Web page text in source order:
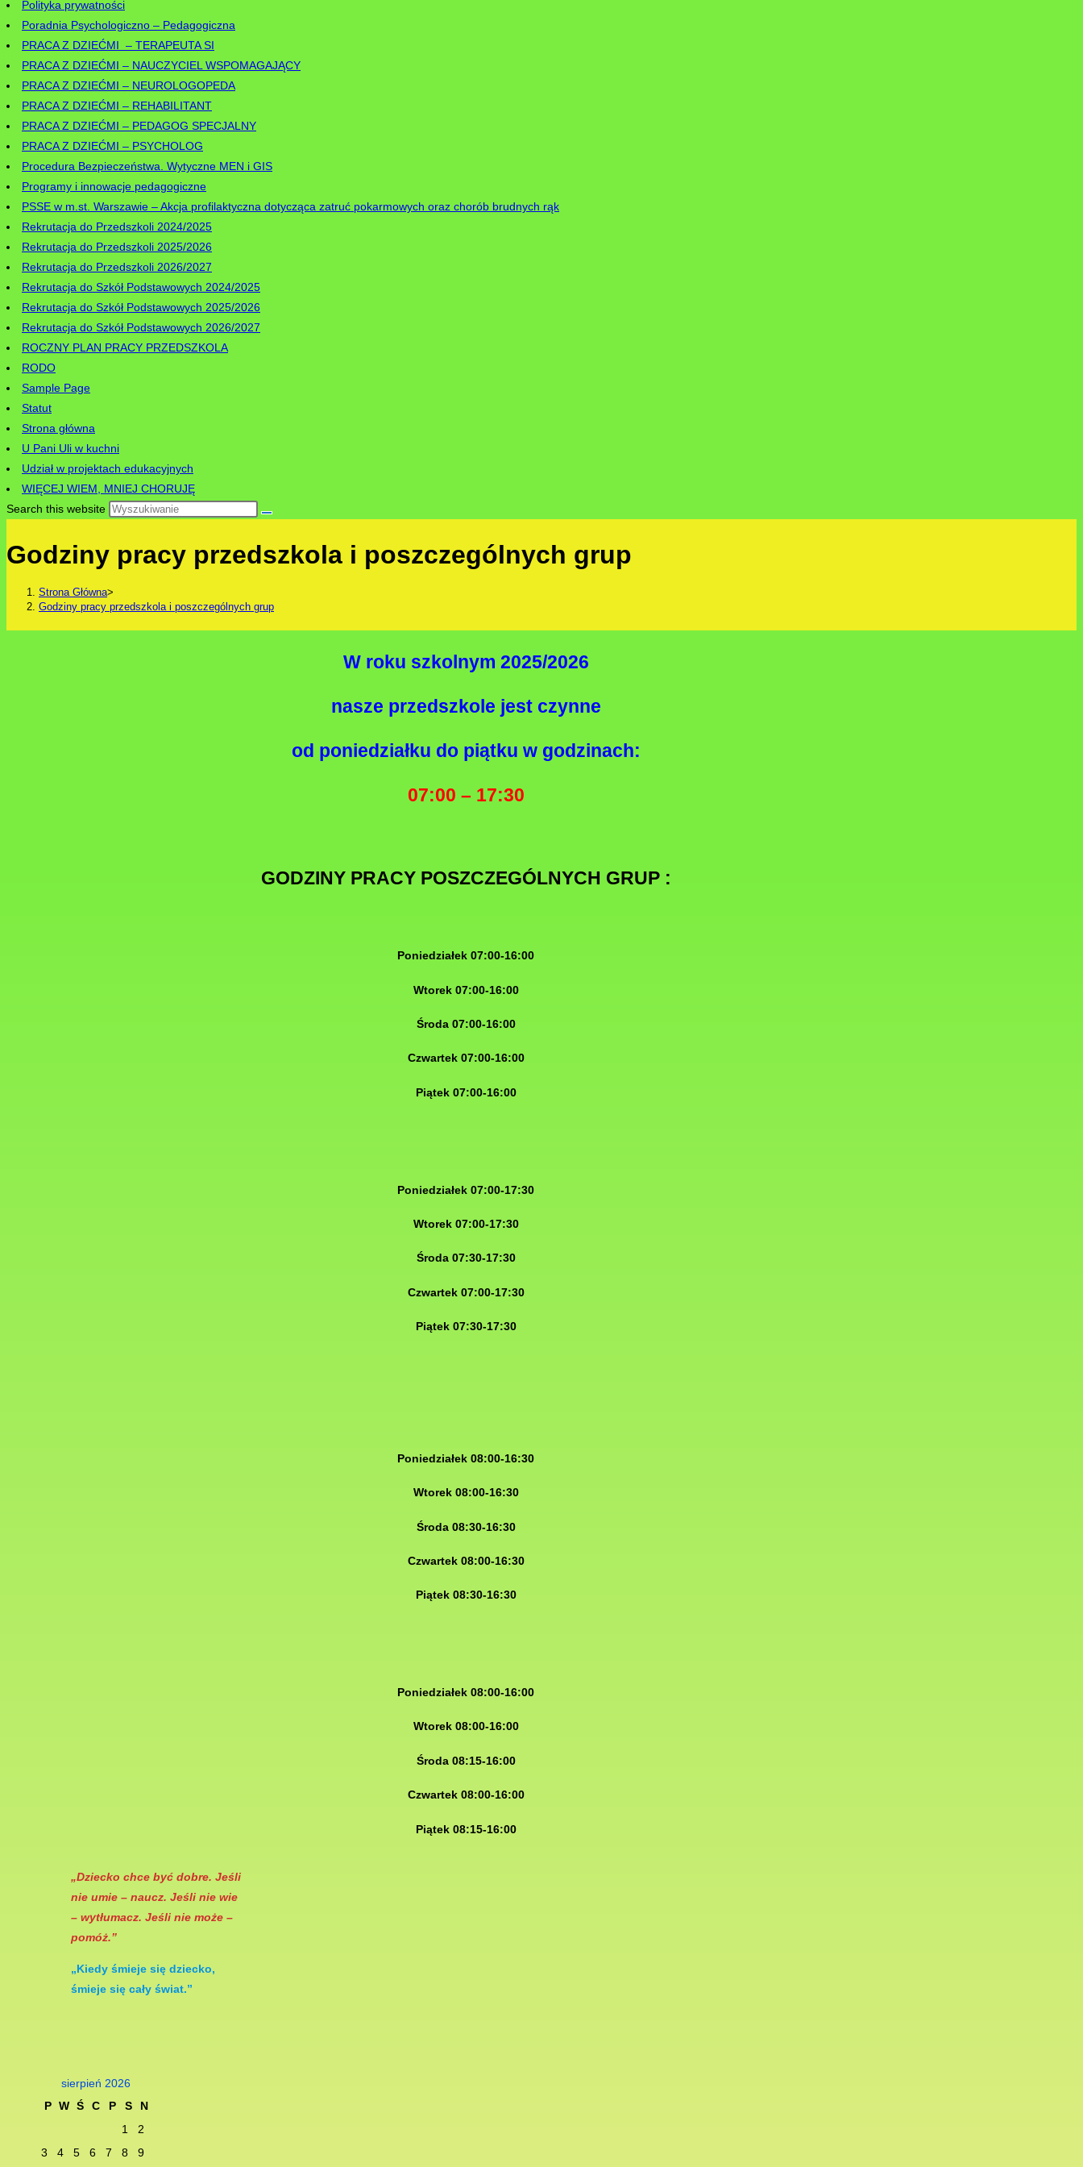
Polityka prywatności
Poradnia Psychologiczno – Pedagogiczna
PRACA Z DZIEĆMI – TERAPEUTA SI
PRACA Z DZIEĆMI – NAUCZYCIEL WSPOMAGAJĄCY
PRACA Z DZIEĆMI – NEUROLOGOPEDA
PRACA Z DZIEĆMI – REHABILITANT
PRACA Z DZIEĆMI – PEDAGOG SPECJALNY
PRACA Z DZIEĆMI – PSYCHOLOG
Procedura Bezpieczeństwa. Wytyczne MEN i GIS
Programy i innowacje pedagogiczne
PSSE w m.st. Warszawie – Akcja profilaktyczna dotycząca zatruć pokarmowych oraz chorób brudnych rąk
Rekrutacja do Przedszkoli 2024/2025
Rekrutacja do Przedszkoli 2025/2026
Rekrutacja do Przedszkoli 2026/2027
Rekrutacja do Szkół Podstawowych 2024/2025
Rekrutacja do Szkół Podstawowych 2025/2026
Rekrutacja do Szkół Podstawowych 2026/2027
ROCZNY PLAN PRACY PRZEDSZKOLA
RODO
Sample Page
Statut
Strona główna
U Pani Uli w kuchni
Udział w projektach edukacyjnych
WIĘCEJ WIEM, MNIEJ CHORUJĘ
Search this website
Godziny pracy przedszkola i poszczególnych grup
Strona Główna>
Godziny pracy przedszkola i poszczególnych grup
W roku szkolnym 2025/2026
nasze przedszkole jest czynne
od poniedziałku do piątku w godzinach:
07:00 – 17:30
GODZINY PRACY POSZCZEGÓLNYCH GRUP :
Poniedziałek 07:00-16:00
Wtorek 07:00-16:00
Środa 07:00-16:00
Czwartek 07:00-16:00
Piątek 07:00-16:00
Poniedziałek 07:00-17:30
Wtorek 07:00-17:30
Środa 07:30-17:30
Czwartek 07:00-17:30
Piątek 07:30-17:30
Poniedziałek 08:00-16:30
Wtorek 08:00-16:30
Środa 08:30-16:30
Czwartek 08:00-16:30
Piątek 08:30-16:30
Poniedziałek 08:00-16:00
Wtorek 08:00-16:00
Środa 08:15-16:00
Czwartek 08:00-16:00
Piątek 08:15-16:00
„Dziecko chce być dobre. Jeśli
nie umie – naucz. Jeśli nie wie
– wytłumacz. Jeśli nie może –
pomóż.”
„Kiedy śmieje się dziec­ko,
śmieje się cały świat.”
sierpień 2026
P W Ś C P S
N
1
2
3
4 5 6 7 8 9